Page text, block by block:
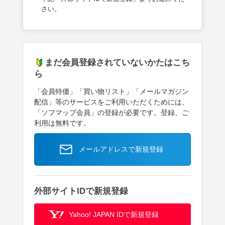
さい。
まだ会員登録されていないかたはこち
ら
「会員特価」「買い物リスト」「メールマガジン
配信」等のサービスをご利用いただくためには、
「ソフマップ会員」の登録が必要です。登録、ご
利用は無料です。
メールアドレスで新規登録
外部サイトIDで新規登録
Yahoo! JAPAN IDで新規登録